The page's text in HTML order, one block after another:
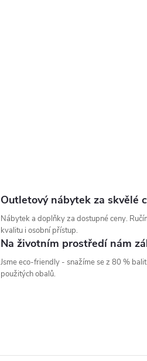
Outletový nábytek za skvělé
Nábytek a doplňky za dostupné ceny.
kvalitu i osobní přístup.
Na životním prostředí nám
Jsme eco-friendly - snažíme se z 80 %
použitých obalů.